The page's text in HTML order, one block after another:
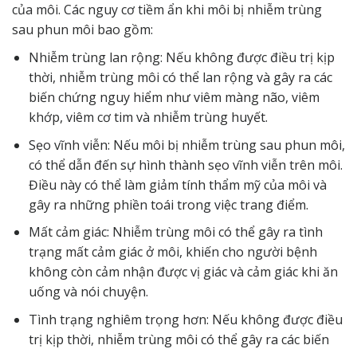
của môi. Các nguy cơ tiềm ẩn khi môi bị nhiễm trùng
sau phun môi bao gồm:
Nhiễm trùng lan rộng: Nếu không được điều trị kịp
thời, nhiễm trùng môi có thể lan rộng và gây ra các
biến chứng nguy hiểm như viêm màng não, viêm
khớp, viêm cơ tim và nhiễm trùng huyết.
Sẹo vĩnh viễn: Nếu môi bị nhiễm trùng sau phun môi,
có thể dẫn đến sự hình thành sẹo vĩnh viễn trên môi.
Điều này có thể làm giảm tính thẩm mỹ của môi và
gây ra những phiền toái trong việc trang điểm.
Mất cảm giác: Nhiễm trùng môi có thể gây ra tình
trạng mất cảm giác ở môi, khiến cho người bệnh
không còn cảm nhận được vị giác và cảm giác khi ăn
uống và nói chuyện.
Tình trạng nghiêm trọng hơn: Nếu không được điều
trị kịp thời, nhiễm trùng môi có thể gây ra các biến